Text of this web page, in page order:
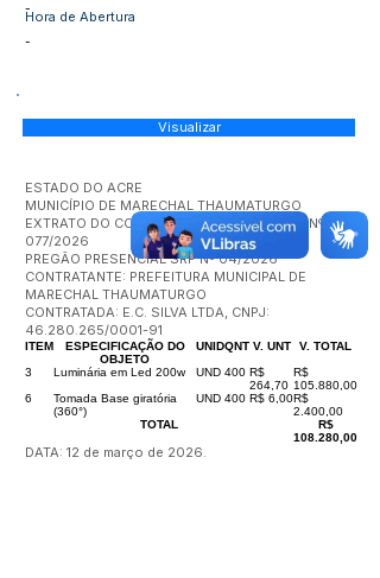
-Hora de Abertura
-
Visualizar
ESTADO DO ACRE
MUNICÍPIO DE MARECHAL THAUMATURGO
EXTRATO DO CONTRATO ADMINISTRATIVO Nº
077/2026
PREGÃO PRESENCIAL SRP Nº 04/2026
CONTRATANTE: PREFEITURA MUNICIPAL DE
MARECHAL THAUMATURGO
CONTRATADA: E.C. SILVA LTDA, CNPJ:
46.280.265/0001-91
ITEM
ESPECIFICAÇÃO DO
OBJETO
UNIDQNT V. UNT
V. TOTAL
3
Luminária em Led 200w UND 400 R$
264,70
R$
105.880,00
6
Tomada Base giratória
(360°)
UND 400 R$ 6,00R$
2.400,00
TOTAL
R$
108.280,00
DATA: 12 de março de 2026.